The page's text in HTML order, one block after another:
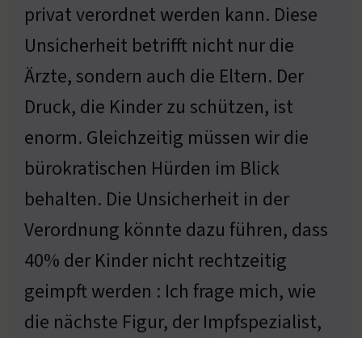
privat verordnet werden kann. Diese
Unsicherheit betrifft nicht nur die
Ärzte, sondern auch die Eltern. Der
Druck, die Kinder zu schützen, ist
enorm. Gleichzeitig müssen wir die
bürokratischen Hürden im Blick
behalten. Die Unsicherheit in der
Verordnung könnte dazu führen, dass
40% der Kinder nicht rechtzeitig
geimpft werden : Ich frage mich, wie
die nächste Figur, der Impfspezialist,